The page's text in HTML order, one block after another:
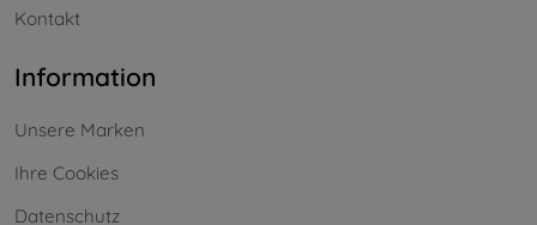
Kontakt
Information
Unsere Marken
Ihre Cookies
Datenschutz